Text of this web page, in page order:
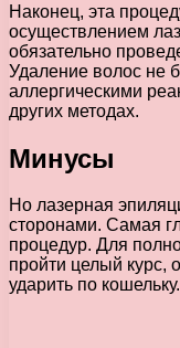
Наконец, эта
осуществлением
обязательно
Удаление волос не
аллергическими
других методах.
Минусы
Но лазерная
сторонами. Самая
процедур. Для
пройти целый курс,
ударить по кошельку.